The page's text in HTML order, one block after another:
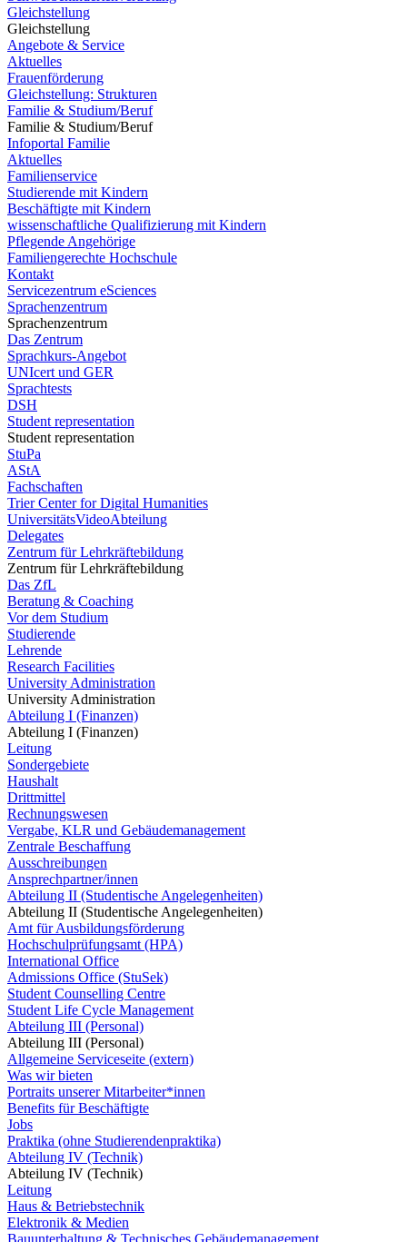
Gleichstellung
Gleichstellung
Angebote & Service
Aktuelles
Frauenförderung
Gleichstellung: Strukturen
Familie & Studium/Beruf
Familie & Studium/Beruf
Infoportal Familie
Aktuelles
Familienservice
Studierende mit Kindern
Beschäftigte mit Kindern
wissenschaftliche Qualifizierung mit Kindern
Pflegende Angehörige
Familiengerechte Hochschule
Kontakt
Servicezentrum eSciences
Sprachenzentrum
Sprachenzentrum
Das Zentrum
Sprachkurs-Angebot
UNIcert und GER
Sprachtests
DSH
Student representation
Student representation
StuPa
AStA
Fachschaften
Trier Center for Digital Humanities
UniversitätsVideoAbteilung
Delegates
Zentrum für Lehrkräftebildung
Zentrum für Lehrkräftebildung
Das ZfL
Beratung & Coaching
Vor dem Studium
Studierende
Lehrende
Research Facilities
University Administration
University Administration
Abteilung I (Finanzen)
Abteilung I (Finanzen)
Leitung
Sondergebiete
Haushalt
Drittmittel
Rechnungswesen
Vergabe, KLR und Gebäudemanagement
Zentrale Beschaffung
Ausschreibungen
Ansprechpartner/innen
Abteilung II (Studentische Angelegenheiten)
Abteilung II (Studentische Angelegenheiten)
Amt für Ausbildungsförderung
Hochschulprüfungsamt (HPA)
International Office
Admissions Office (StuSek)
Student Counselling Centre
Student Life Cycle Management
Abteilung III (Personal)
Abteilung III (Personal)
Allgemeine Serviceseite (extern)
Was wir bieten
Portraits unserer Mitarbeiter*innen
Benefits für Beschäftigte
Jobs
Praktika (ohne Studierendenpraktika)
Abteilung IV (Technik)
Abteilung IV (Technik)
Leitung
Haus & Betriebstechnik
Elektronik & Medien
Bauunterhaltung & Technisches Gebäudemanagement